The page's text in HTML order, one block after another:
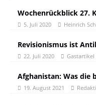
Wochenrückblick 27.
5. Juli 2020 Heinrich
Revisionismus ist
22. Juli 2020 Gastartikel
Afghanistan: Was die
19. August 2021